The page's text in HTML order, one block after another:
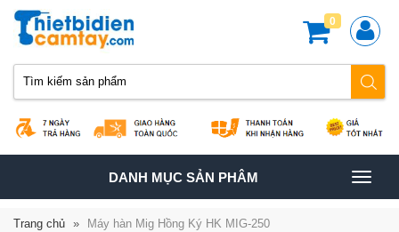
0
TOGGLE
NAVIGATION
DANH MỤC SẢN PHÂM
Trang chủ » Máy hàn Mig Hồng Ký HK MIG-250